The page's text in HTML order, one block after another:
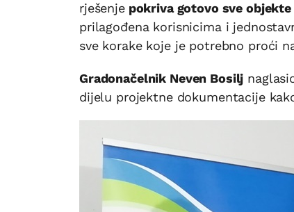
rješenjepokriva gotovo sve objekte
prilagođena korisnicima i
sve korake koje je potrebno proći
Gradonačelnik Neven Bosilj
dijelu projektne dokumentacije